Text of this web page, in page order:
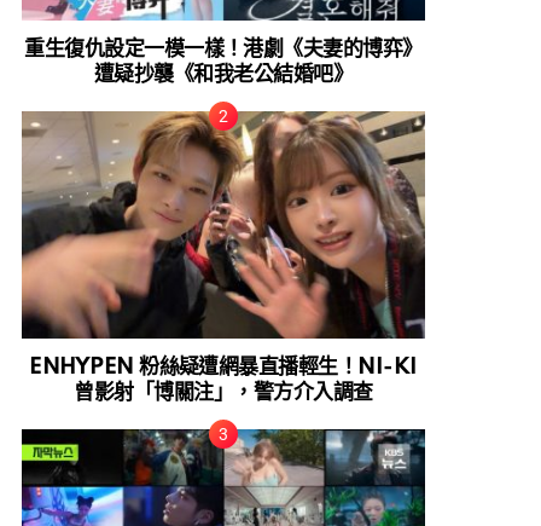
重生復仇設定一模一樣！港劇《夫妻的博弈》
遭疑抄襲《和我老公結婚吧》
ENHYPEN 粉絲疑遭網暴直播輕生！NI-KI
曾影射「博關注」，警方介入調查